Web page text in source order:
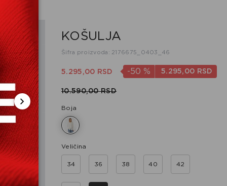
KOŠULJA
Šifra proizvoda: 2176675_0403_46
5.295,00 RSD -50 % 5.295,00 RSD
10.590,00 RSD
Boja
Veličina
34 36 38 40 42